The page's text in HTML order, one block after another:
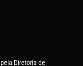
Diretoria de